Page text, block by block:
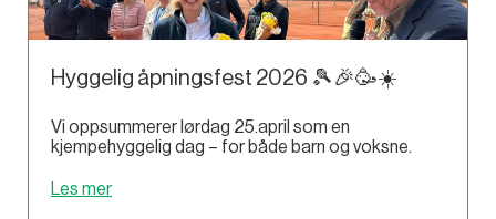
Hyggelig åpningsfest 2026 🎾🎉🥳☀️
Vi oppsummerer lørdag 25.april som en
kjempehyggelig dag – for både barn og voksne.
Les mer